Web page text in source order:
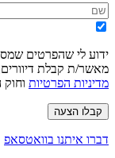
ידוע לי שהפרטים
מאשר/ת קבלת
מדיניות הפרטיות
קבלו הצעה
דברו איתנו בוואטסאפ